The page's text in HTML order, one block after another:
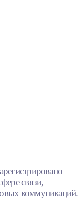
связи,
коммуникаций.